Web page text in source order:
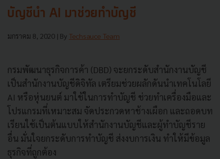
บัญชีนำ AI มาช่วยทำบัญชี
มกราคม 8, 2020 | By Techsauce Team
กรมพัฒนาธุรกิจการค้า (DBD) จะยกระดับสำนักงานบัญชี
เป็นสำนักงานบัญชีดิจิทัล เตรียมช่วยผลักดันนำเทคโนโลยี
AI หรือหุ่นยนต์ มาใช้ในการทำบัญชี ช่วยทำเครื่องมือและ
โปรแกรมที่เหมาะสม จัดประกวดหาช้างเผือก และถอดบท
เรียนใช้เป็นต้นแบบให้สำนักงานบัญชีและผู้ทำบัญชีราย
อื่น มั่นใจยกระดับการทำบัญชี ส่งงบการเงิน ทำให้มีข้อมูล
ธุรกิจที่ถูกต้อง